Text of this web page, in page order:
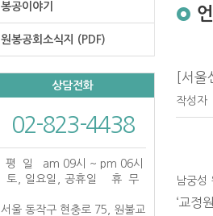
봉공이야기
원봉공회소식지 (PDF)
상담전화
02-823-4438
평 일
am 09시 ~ pm 06시
토, 일요일, 공휴일 휴 무
서울 동작구 현충로 75, 원불교
[서
작성자
남궁성
‘교정